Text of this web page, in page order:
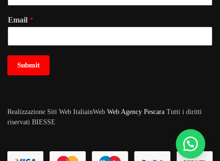
Email *
Submit
Realizzazione Siti Web ItaliainWeb Web Agency Pescara Tutti i diritti
riservati BIESSE